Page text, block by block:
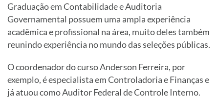
Graduação em Contabilidade e Auditoria
Governamental possuem uma ampla experiência
acadêmica e profissional na área, muito deles também
reunindo experiência no mundo das seleções públicas.
O coordenador do curso Anderson Ferreira, por
exemplo, é especialista em Controladoria e Finanças e
já atuou como Auditor Federal de Controle Interno.